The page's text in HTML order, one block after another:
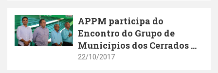
APPM participa do
Encontro do Grupo de
Municípios dos Cerrados ...
22/10/2017